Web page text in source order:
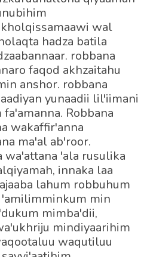
wal
hadza batila
robbana
faqod akhzaitahu
anshor. robbana
yunaadii lil'iimani
Robbana
wakaffir'anna
ma'al ab'roor.
wa'attana 'ala rusulika
innaka laa
lahum robbuhum
min
mimba'dii,
mindiyaarihim
waqutiluu